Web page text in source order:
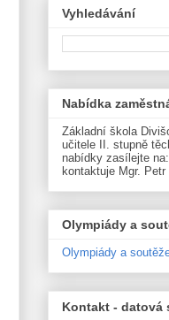
Vyhledávání
Nabídka
Základní škola
učitele II. stupně
nabídky zasílejte
kontaktuje Mgr.
Olympiády a
Olympiády a
Kontakt - datová